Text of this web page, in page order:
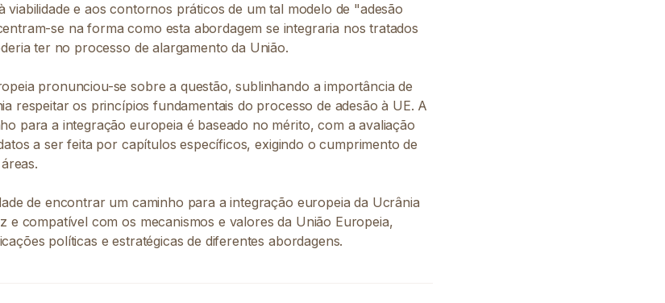
viabilidade e aos contornos práticos de um tal modelo de "adesão
se na forma como esta abordagem se integraria nos tratados
ter no processo de alargamento da União.
pronunciou-se sobre a questão, sublinhando a importância de
respeitar os princípios fundamentais do processo de adesão à UE. A
para a integração europeia é baseado no mérito, com a avaliação
a ser feita por capítulos específicos, exigindo o cumprimento de
de encontrar um caminho para a integração europeia da Ucrânia
e compatível com os mecanismos e valores da União Europeia,
políticas e estratégicas de diferentes abordagens.